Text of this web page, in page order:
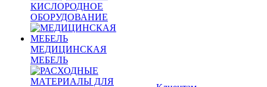
КИСЛОРОДНОЕ
ОБОРУДОВАНИЕ
МЕДИЦИНСКАЯ
МЕБЕЛЬ